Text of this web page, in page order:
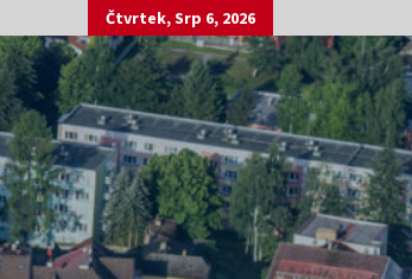
Čtvrtek, Srp 6, 2026